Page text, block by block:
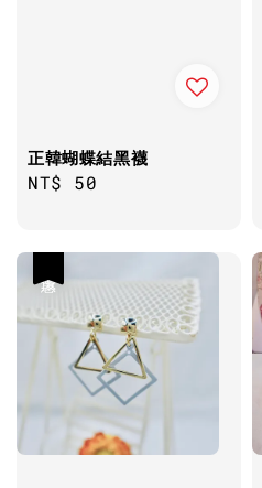
正韓蝴蝶結黑襪
Regular
NT$ 50